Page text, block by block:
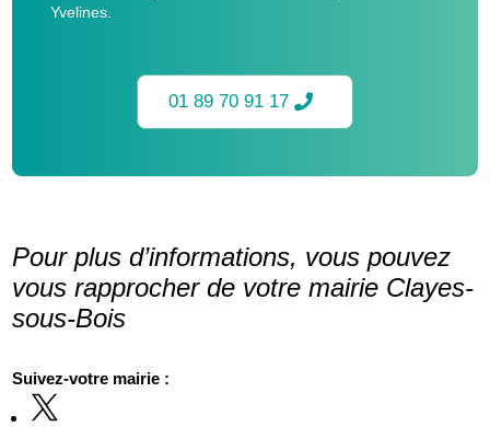
Yvelines.
01 89 70 91 17
Pour plus d’informations, vous pouvez
vous rapprocher de votre mairie Clayes-
sous-Bois
Suivez-votre mairie :